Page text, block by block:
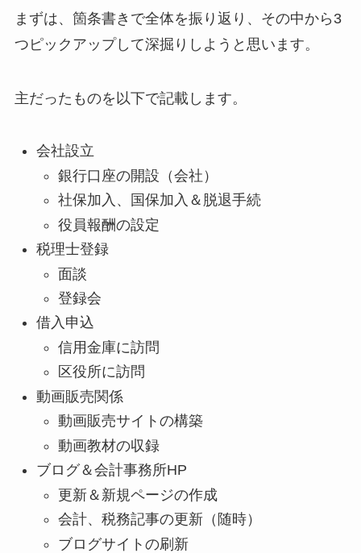
まずは、箇条書きで全体を振り返り、その中から3
つピックアップして深掘りしようと思います。
主だったものを以下で記載します。
会社設立
銀行口座の開設（会社）
社保加入、国保加入＆脱退手続
役員報酬の設定
税理士登録
面談
登録会
借入申込
信用金庫に訪問
区役所に訪問
動画販売関係
動画販売サイトの構築
動画教材の収録
ブログ＆会計事務所HP
更新＆新規ページの作成
会計、税務記事の更新（随時）
ブログサイトの刷新